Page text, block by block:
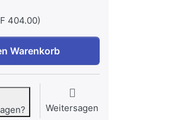
404.00)
SCVi XXL Geschirrspüler Höhe 85cm
Warenkorb
Weitersagen